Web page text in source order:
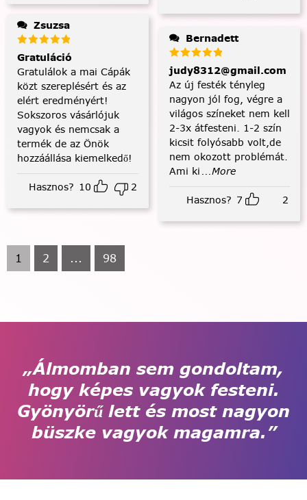
Zsuzsa
Gratuláció
Gratulálok a mai Cápák
közt szereplésért és az
elért eredményért!
Sokszoros vásárlójuk
vagyok és nemcsak a
termék de az Önök
hozzáállása kiemelkedő!
Hasznos? 10 2
Bernadett
judy8312@gmail.com
Az új festék tényleg
nagyon jól fog, végre a
világos színeket nem kell
2-3x átfesteni. 1-2 szín
kicsit folyósabb volt,de
nem okozott problémát.
Ami ki ...More
Hasznos? 7 2
1 2 ... 98
„Álmomban sem gondoltam,
hogy képes vagyok festeni.
Gyönyörű lett és most nagyon
büszke vagyok magamra.”